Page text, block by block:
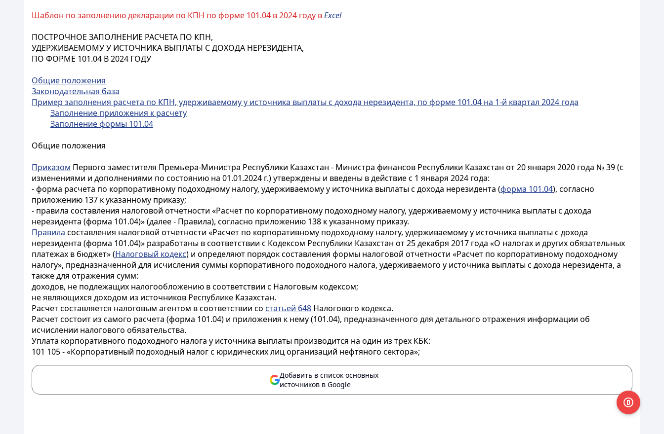
Шаблон по заполнению декларации по КПН по форме 101.04 в 2024 году вExcel
ПОСТРОЧНОЕ ЗАПОЛНЕНИЕ РАСЧЕТА ПО КПН,
УДЕРЖИВАЕМОМУ У ИСТОЧНИКА ВЫПЛАТЫ С ДОХОДА НЕРЕЗИДЕНТА,
ПО ФОРМЕ 101.04 В 2024 ГОДУ
Общие положения
Законодательная база
Пример заполнения расчета по КПН, удерживаемому у источника выплаты с дохода нерезидента, по форме 101.04 на 1-й квартал 2024 года
Заполнение приложения к расчету
Заполнение формы 101.04
Общие положения
Приказом Первого заместителя Премьера-Министра Республики Казахстан - Министра финансов Республики Казахстан от 20 января 2020 года № 39 (с
изменениями и дополнениями по состоянию на 01.01.2024 г.) утверждены и введены в действие с 1 января 2024 года:
- форма расчета по корпоративному подоходному налогу, удерживаемому у источника выплаты с дохода нерезидента (форма 101.04), согласно
приложению 137 к указанному приказу;
- правила составления налоговой отчетности «Расчет по корпоративному подоходному налогу, удерживаемому у источника выплаты с дохода
нерезидента (форма 101.04)» (далее - Правила), согласно приложению 138 к указанному приказу.
Правила составления налоговой отчетности «Расчет по корпоративному подоходному налогу, удерживаемому у источника выплаты с дохода
нерезидента (форма 101.04)» разработаны в соответствии с Кодексом Республики Казахстан от 25 декабря 2017 года «О налогах и других обязательных
платежах в бюджет» (Налоговый кодекс) и определяют порядок составления формы налоговой отчетности «Расчет по корпоративному подоходному
налогу», предназначенной для исчисления суммы корпоративного подоходного налога, удерживаемого у источника выплаты с дохода нерезидента, а
также для отражения сумм:
доходов, не подлежащих налогообложению в соответствии с Налоговым кодексом;
не являющихся доходом из источников Республике Казахстан.
Расчет составляется налоговым агентом в соответствии со статьей 648 Налогового кодекса.
Расчет состоит из самого расчета (форма 101.04) и приложения к нему (101.04), предназначенного для детального отражения информации об
исчислении налогового обязательства.
Уплата корпоративного подоходного налога у источника выплаты производится на один из трех КБК:
101 105 - «Корпоративный подоходный налог с юридических лиц организаций нефтяного сектора»;
Добавить в список основных
источников в Google